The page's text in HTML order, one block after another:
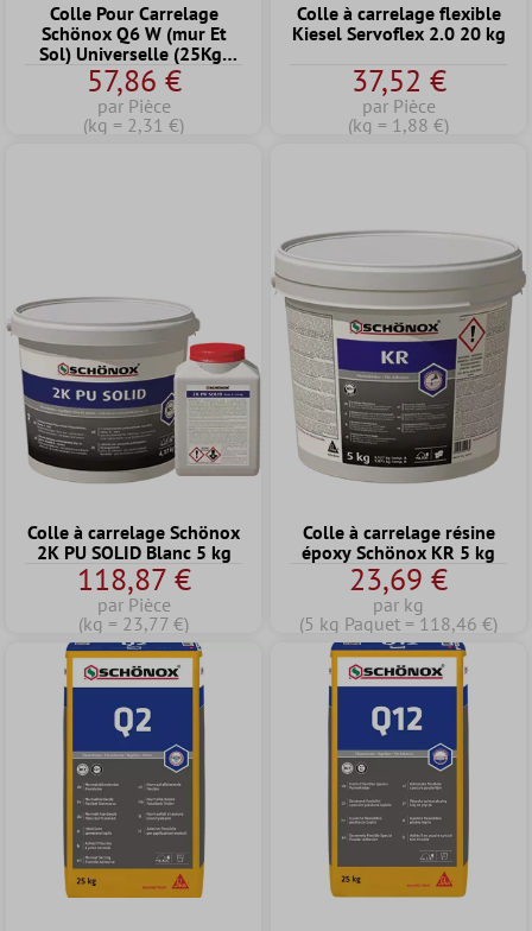
Colle Pour Carrelage
Schönox Q6 W (mur Et
Sol) Universelle (25Kg)
(blanc)
57,86 €
par Pièce
(kg = 2,31 €)
Colle à carrelage flexible
Kiesel Servoflex 2.0 20 kg
37,52 €
par Pièce
(kg = 1,88 €)
Colle à carrelage Schönox
2K PU SOLID Blanc 5 kg
118,87 €
par Pièce
(kg = 23,77 €)
Colle à carrelage résine
époxy Schönox KR 5 kg
23,69 €
par kg
(5 kg Paquet = 118,46 €)